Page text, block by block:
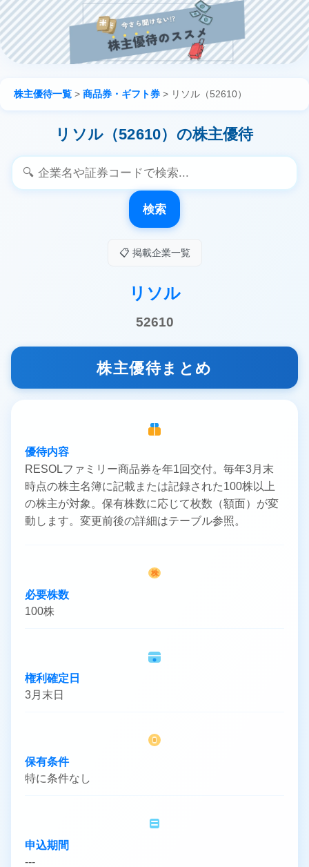
株主優待一覧 > 商品券・ギフト券 > リソル（52610）
リソル（52610）の株主優待
検索
📋 掲載企業一覧
リソル
52610
株主優待まとめ
優待内容
RESOLファミリー商品券を年1回交付。毎年3月末
時点の株主名簿に記載または記録された100株以上
の株主が対象。保有株数に応じて枚数（額面）が変
動します。変更前後の詳細はテーブル参照。
株
必要株数
100株
権利確定日
3月末日
保有条件
特に条件なし
申込期間
---